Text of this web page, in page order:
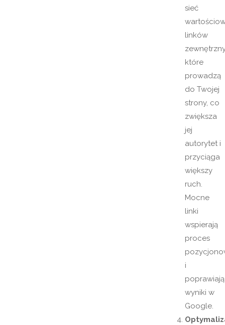
sieć
linków
które
prowadzą
do Twojej
strony, co
zwiększa
jej
autorytet i
przyciąga
większy
ruch.
Mocne
linki
wspierają
proces
i
poprawiają
wyniki w
Google.